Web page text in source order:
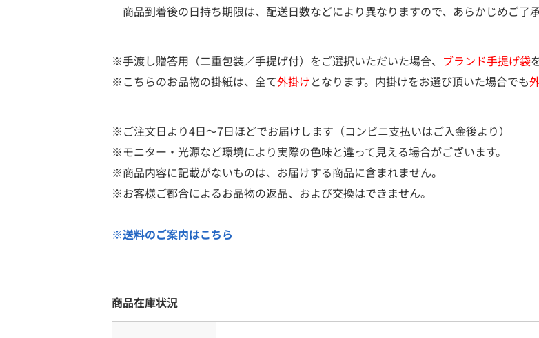
商品到着後の日持ち期限は、配送日数などにより異なりますので、あらかじめご了承
※手渡し贈答用（二重包装／手提げ付）をご選択いただいた場合、 ブランド手提げ袋
※こちらのお品物の掛紙は、全て外掛けとなります。内掛けをお選び頂いた場合でも
※ご注文日より4日～7日ほどでお届けします（コンビニ支払いはご入金後より）
※モニター・光源など環境により実際の色味と違って見える場合がございます。
※商品内容に記載がないものは、お届けする商品に含まれません。
※お客様ご都合によるお品物の返品、および交換はできません。
※送料のご案内はこちら
商品在庫状況